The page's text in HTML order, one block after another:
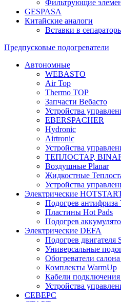
Фильтрующие
GESPASA
Китайские аналоги
Вставки в
Предпусковые подогреватели
Автономные
WEBASTO
Air Top
Thermo TOP
Запчасти Вебасто
Устройства
EBERSPACHER
Hydronic
Airtronic
Устройства
ТЕПЛОСТАР,
Воздушные Planar
Жидкостные
Устройства
Электрические
Подогрев
Пластины Hot Pads
Подогрев
Электрические DEFA
Подогрев двигателя
Универсальные
Обогреватели
Комплекты WarmUp
Кабели
Устройства
СЕВЕРС